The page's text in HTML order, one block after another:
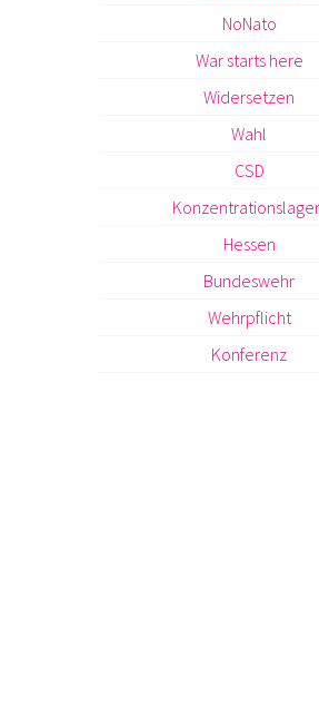
NoNato
War starts here
Widersetzen
Wahl
CSD
Hessen
Bundeswehr
Wehrpflicht
Konferenz